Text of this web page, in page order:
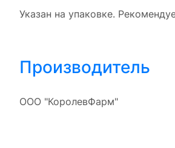
Указан на упаковке.
Производитель
ООО "КоролевФарм"